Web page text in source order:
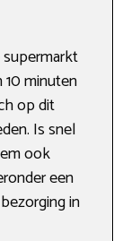
minuten
op dit
Is snel
ook
een
in